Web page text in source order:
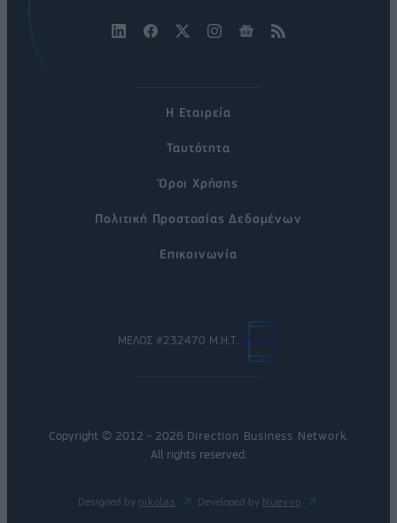
Η Εταιρεία
Ταυτότητα
Όροι Χρήσης
Πολιτική Προστασίας Δεδομένων
Επικοινωνία
ΜΕΛΟΣ #232470 Μ.Η.Τ.
Copyright © 2012 - 2026 Direction Business Network.
All rights reserved.
Designed by nikolas Developed by Nuevvo